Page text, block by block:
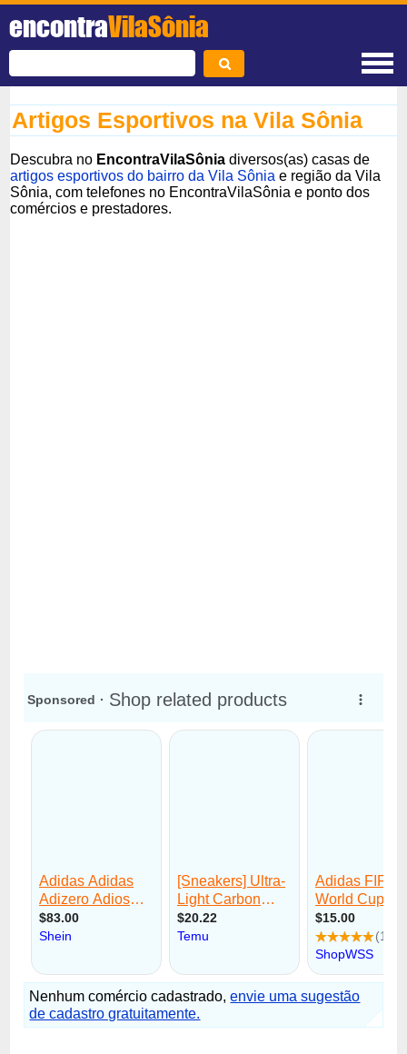
encontraVilaSônia
Artigos Esportivos na Vila Sônia
Descubra no EncontraVilaSônia diversos(as) casas de
artigos esportivos do bairro da Vila Sônia e região da Vila
Sônia, com telefones no EncontraVilaSônia e ponto dos
comércios e prestadores.
Nenhum comércio cadastrado,envie uma sugestão
de cadastro gratuitamente.